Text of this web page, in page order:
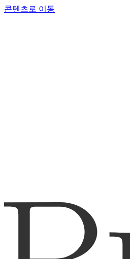
콘텐츠로 이동